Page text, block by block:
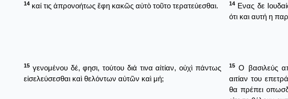
14 καί τις ἀπρονοήτως ἔφη κακῶς αὐτὸ τοῦτο τερατεύεσθαι. 14 Ενας δε
ότι και αυτή η
15 γενομένου δέ, φησι, τούτου διά τινα αἰτίαν, οὐχὶ πάντως
εἰσελεύσεσθαι καὶ θελόντων αὐτῶν καὶ μή;
15 Ο βασιλεύς
αιτίαν του
θα πρέπει